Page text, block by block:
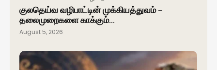
குலதெய்வ வழிபாட்டின் முக்கியத்துவம் –
தலைமுறைகளை காக்கும்…
August 5, 2026